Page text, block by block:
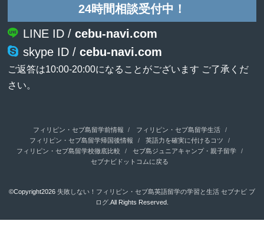
24時間相談受付中！
LINE ID /cebu-navi.com
skype ID /cebu-navi.com
ご返答は10:00-20:00になることがございます ご了承くだ
さい。
フィリピン・セブ島留学前情報
フィリピン・セブ島留学生活
フィリピン・セブ島留学帰国後情報
英語力を確実に付けるコツ
フィリピン・セブ島留学校徹底比較
セブ島ジュニアキャンプ・親子留学
セブナビドットコムに戻る
©Copyright2026 失敗しない！フィリピン・セブ島英語留学の学習と生活 セブナビ ブ
ログ.All Rights Reserved.